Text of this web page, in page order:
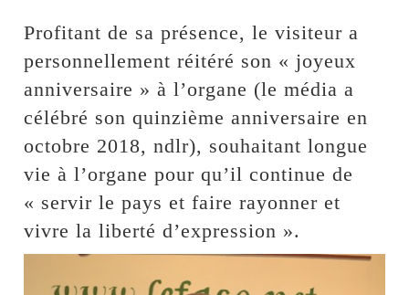
Profitant de sa présence, le visiteur a
personnellement réitéré son « joyeux
anniversaire » à l’organe (le média a
célébré son quinzième anniversaire en
octobre 2018, ndlr), souhaitant longue
vie à l’organe pour qu’il continue de
« servir le pays et faire rayonner et
vivre la liberté d’expression ».